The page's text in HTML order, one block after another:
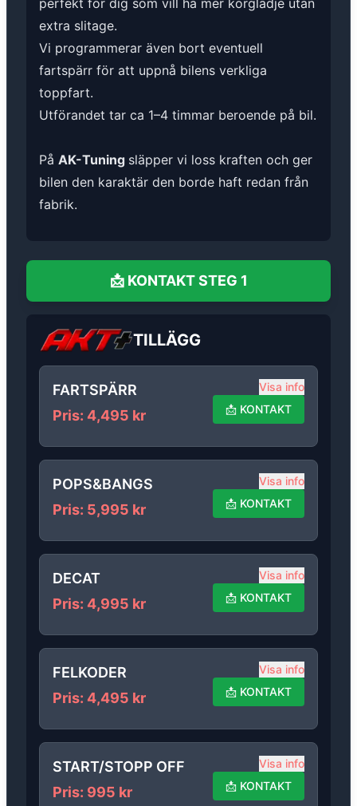
perfekt för dig som vill ha mer körglädje utan
extra slitage.
Vi programmerar även bort eventuell
fartspärr för att uppnå bilens verkliga
toppfart.
Utförandet tar ca 1–4 timmar beroende på bil.
På AK-Tuning släpper vi loss kraften och ger
bilen den karaktär den borde haft redan från
fabrik.
📩 KONTAKT STEG 1
TILLÄGG
FARTSPÄRR
Pris: 4,495 kr
Visa info
📩 KONTAKT
POPS&BANGS
Pris: 5,995 kr
Visa info
📩 KONTAKT
DECAT
Pris: 4,995 kr
Visa info
📩 KONTAKT
FELKODER
Pris: 4,495 kr
Visa info
📩 KONTAKT
START/STOPP OFF
Pris: 995 kr
Visa info
📩 KONTAKT